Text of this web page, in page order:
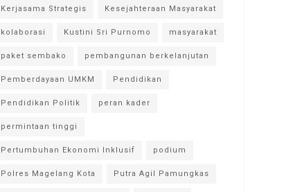
Kerjasama Strategis Kesejahteraan Masyarakat
kolaborasi Kustini Sri Purnomo masyarakat
paket sembako pembangunan berkelanjutan
Pemberdayaan UMKM Pendidikan
Pendidikan Politik peran kader
permintaan tinggi
Pertumbuhan Ekonomi Inklusif podium
Polres Magelang Kota Putra Agil Pamungkas